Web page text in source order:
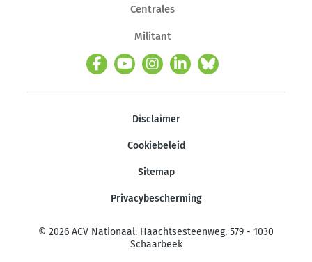
Centrales
Militant
Disclaimer
Cookiebeleid
Sitemap
Privacybescherming
© 2026 ACV Nationaal. Haachtsesteenweg, 579 - 1030
Schaarbeek